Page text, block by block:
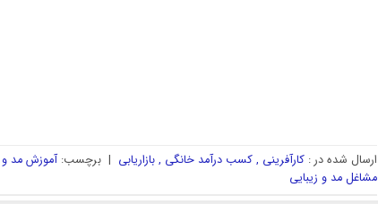
ارسال شده در :کارآفرینی , کسب درآمد خانگی , بازاریابی | برچسب:آموزش مد و
مشاغل مد و زیبایی